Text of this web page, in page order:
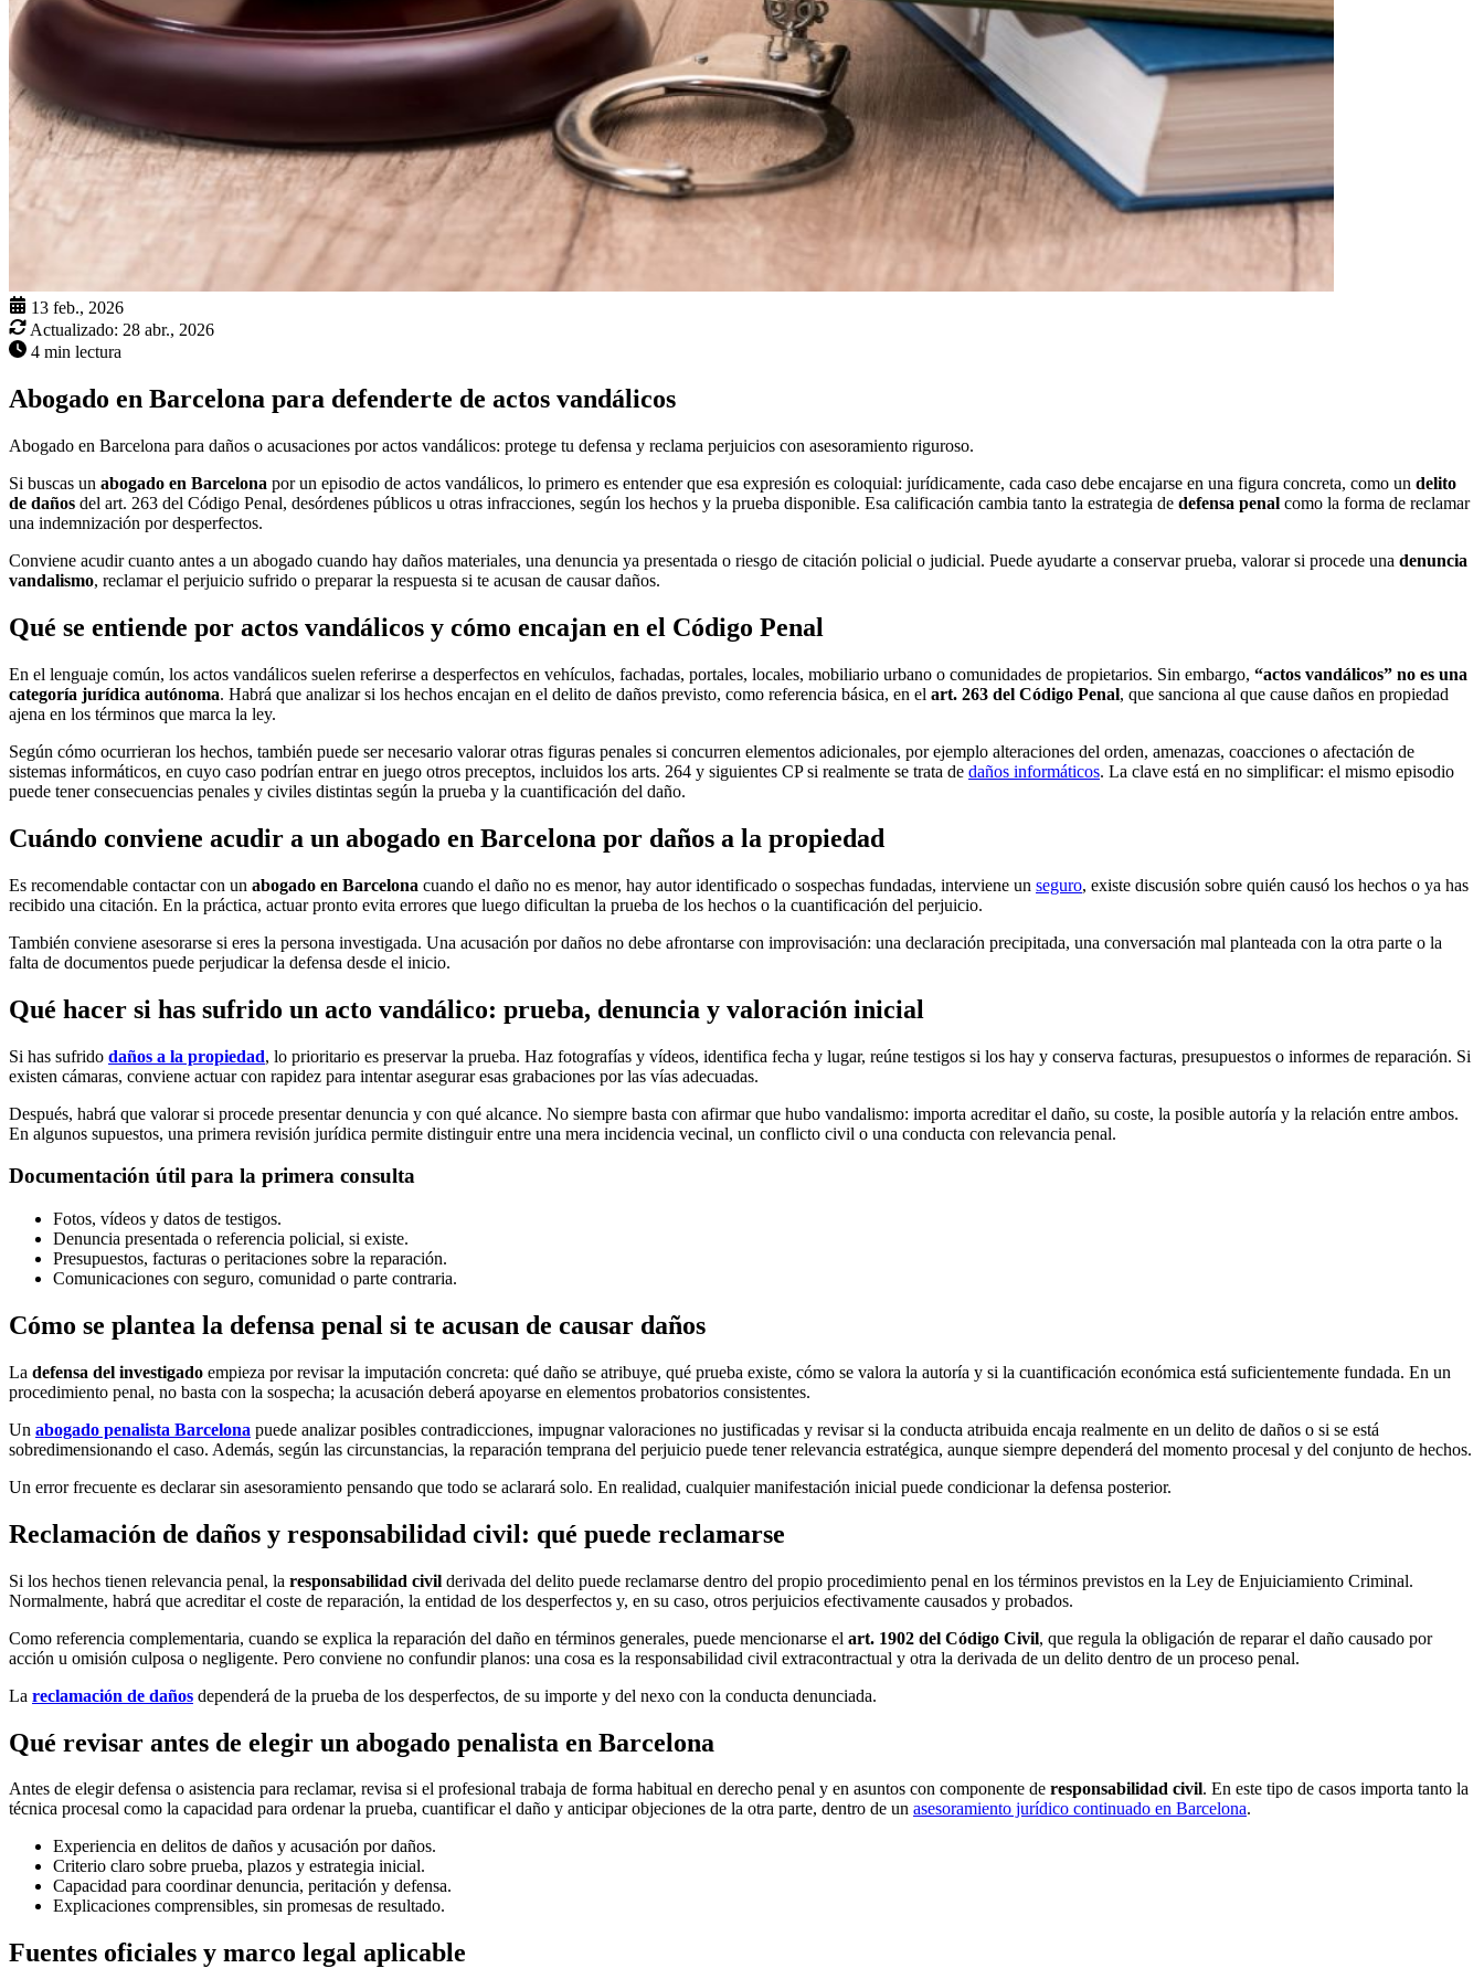
13 feb., 2026
Actualizado: 28 abr., 2026
4 min lectura
Abogado en Barcelona para defenderte de actos vandálicos
Abogado en Barcelona para daños o acusaciones por actos vandálicos: protege tu defensa y reclama perjuicios con asesoramiento riguroso.
Si buscas un abogado en Barcelona por un episodio de actos vandálicos, lo primero es entender que esa expresión es coloquial: jurídicamente, cada caso debe encajarse en una figura concreta, como un delito
de daños del art. 263 del Código Penal, desórdenes públicos u otras infracciones, según los hechos y la prueba disponible. Esa calificación cambia tanto la estrategia de defensa penal como la forma de reclamar
una indemnización por desperfectos.
Conviene acudir cuanto antes a un abogado cuando hay daños materiales, una denuncia ya presentada o riesgo de citación policial o judicial. Puede ayudarte a conservar prueba, valorar si procede una denuncia
vandalismo, reclamar el perjuicio sufrido o preparar la respuesta si te acusan de causar daños.
Qué se entiende por actos vandálicos y cómo encajan en el Código Penal
En el lenguaje común, los actos vandálicos suelen referirse a desperfectos en vehículos, fachadas, portales, locales, mobiliario urbano o comunidades de propietarios. Sin embargo, “actos vandálicos” no es una
categoría jurídica autónoma. Habrá que analizar si los hechos encajan en el delito de daños previsto, como referencia básica, en el art. 263 del Código Penal, que sanciona al que cause daños en propiedad
ajena en los términos que marca la ley.
Según cómo ocurrieran los hechos, también puede ser necesario valorar otras figuras penales si concurren elementos adicionales, por ejemplo alteraciones del orden, amenazas, coacciones o afectación de
sistemas informáticos, en cuyo caso podrían entrar en juego otros preceptos, incluidos los arts. 264 y siguientes CP si realmente se trata de daños informáticos. La clave está en no simplificar: el mismo episodio
puede tener consecuencias penales y civiles distintas según la prueba y la cuantificación del daño.
Cuándo conviene acudir a un abogado en Barcelona por daños a la propiedad
Es recomendable contactar con un abogado en Barcelona cuando el daño no es menor, hay autor identificado o sospechas fundadas, interviene un seguro, existe discusión sobre quién causó los hechos o ya has
recibido una citación. En la práctica, actuar pronto evita errores que luego dificultan la prueba de los hechos o la cuantificación del perjuicio.
También conviene asesorarse si eres la persona investigada. Una acusación por daños no debe afrontarse con improvisación: una declaración precipitada, una conversación mal planteada con la otra parte o la
falta de documentos puede perjudicar la defensa desde el inicio.
Qué hacer si has sufrido un acto vandálico: prueba, denuncia y valoración inicial
Si has sufrido daños a la propiedad, lo prioritario es preservar la prueba. Haz fotografías y vídeos, identifica fecha y lugar, reúne testigos si los hay y conserva facturas, presupuestos o informes de reparación. Si
existen cámaras, conviene actuar con rapidez para intentar asegurar esas grabaciones por las vías adecuadas.
Después, habrá que valorar si procede presentar denuncia y con qué alcance. No siempre basta con afirmar que hubo vandalismo: importa acreditar el daño, su coste, la posible autoría y la relación entre ambos.
En algunos supuestos, una primera revisión jurídica permite distinguir entre una mera incidencia vecinal, un conflicto civil o una conducta con relevancia penal.
Documentación útil para la primera consulta
Fotos, vídeos y datos de testigos.
Denuncia presentada o referencia policial, si existe.
Presupuestos, facturas o peritaciones sobre la reparación.
Comunicaciones con seguro, comunidad o parte contraria.
Cómo se plantea la defensa penal si te acusan de causar daños
La defensa del investigado empieza por revisar la imputación concreta: qué daño se atribuye, qué prueba existe, cómo se valora la autoría y si la cuantificación económica está suficientemente fundada. En un
procedimiento penal, no basta con la sospecha; la acusación deberá apoyarse en elementos probatorios consistentes.
Un abogado penalista Barcelona puede analizar posibles contradicciones, impugnar valoraciones no justificadas y revisar si la conducta atribuida encaja realmente en un delito de daños o si se está
sobredimensionando el caso. Además, según las circunstancias, la reparación temprana del perjuicio puede tener relevancia estratégica, aunque siempre dependerá del momento procesal y del conjunto de hechos.
Un error frecuente es declarar sin asesoramiento pensando que todo se aclarará solo. En realidad, cualquier manifestación inicial puede condicionar la defensa posterior.
Reclamación de daños y responsabilidad civil: qué puede reclamarse
Si los hechos tienen relevancia penal, la responsabilidad civil derivada del delito puede reclamarse dentro del propio procedimiento penal en los términos previstos en la Ley de Enjuiciamiento Criminal.
Normalmente, habrá que acreditar el coste de reparación, la entidad de los desperfectos y, en su caso, otros perjuicios efectivamente causados y probados.
Como referencia complementaria, cuando se explica la reparación del daño en términos generales, puede mencionarse el art. 1902 del Código Civil, que regula la obligación de reparar el daño causado por
acción u omisión culposa o negligente. Pero conviene no confundir planos: una cosa es la responsabilidad civil extracontractual y otra la derivada de un delito dentro de un proceso penal.
La reclamación de daños dependerá de la prueba de los desperfectos, de su importe y del nexo con la conducta denunciada.
Qué revisar antes de elegir un abogado penalista en Barcelona
Antes de elegir defensa o asistencia para reclamar, revisa si el profesional trabaja de forma habitual en derecho penal y en asuntos con componente de responsabilidad civil. En este tipo de casos importa tanto la
técnica procesal como la capacidad para ordenar la prueba, cuantificar el daño y anticipar objeciones de la otra parte, dentro de un asesoramiento jurídico continuado en Barcelona.
Experiencia en delitos de daños y acusación por daños.
Criterio claro sobre prueba, plazos y estrategia inicial.
Capacidad para coordinar denuncia, peritación y defensa.
Explicaciones comprensibles, sin promesas de resultado.
Fuentes oficiales y marco legal aplicable